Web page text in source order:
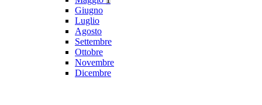
Giugno
Luglio
Agosto
Settembre
Ottobre
Novembre
Dicembre